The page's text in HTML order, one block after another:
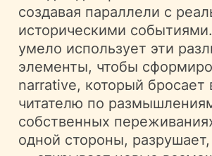
создавая параллели с
историческими
умело использует эти
элементы, чтобы
narrative, который бросает
читателю по
собственных
одной стороны,